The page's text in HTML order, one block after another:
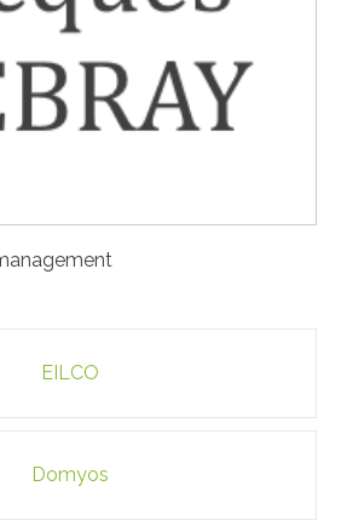
EILCO
Domyos